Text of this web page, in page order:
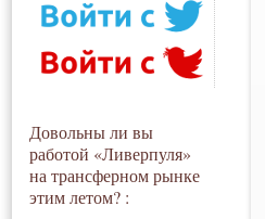
Довольны ли вы
работой «Ливерпуля»
на трансферном рынке
этим летом? :